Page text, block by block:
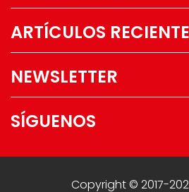
ARTÍCULOS
NEWSLETTER
SÍGUENOS
Copyright © 2017-